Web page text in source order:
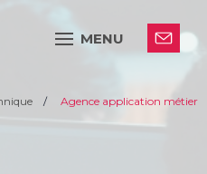
MENU
Agence application métier